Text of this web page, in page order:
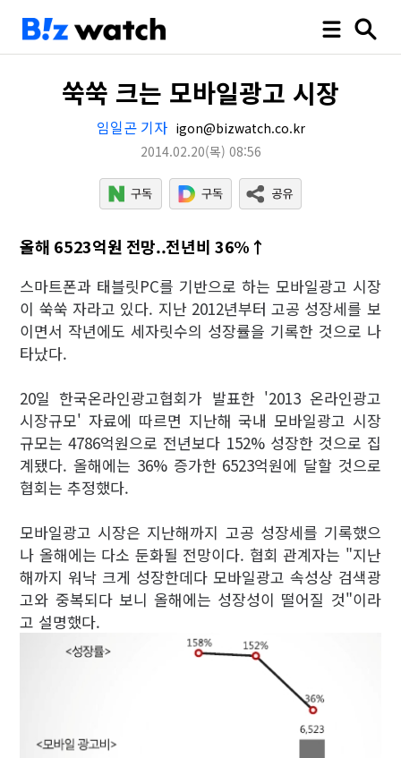
쑥쑥 크는 모바일광고 시장
임일곤 기자 igon@bizwatch.co.kr
2014.02.20(목) 08:56
올해 6523억원 전망..전년비 36%↑
스마트폰과 태블릿PC를 기반으로 하는 모바일광고 시장
이 쑥쑥 자라고 있다. 지난 2012년부터 고공 성장세를 보
이면서 작년에도 세자릿수의 성장률을 기록한 것으로 나
타났다.
20일 한국온라인광고협회가 발표한 '2013 온라인광고
시장규모' 자료에 따르면 지난해 국내 모바일광고 시장
규모는 4786억원으로 전년보다 152% 성장한 것으로 집
계됐다. 올해에는 36% 증가한 6523억원에 달할 것으로
협회는 추정했다.
모바일광고 시장은 지난해까지 고공 성장세를 기록했으
나 올해에는 다소 둔화될 전망이다. 협회 관계자는 "지난
해까지 워낙 크게 성장한데다 모바일광고 속성상 검색광
고와 중복되다 보니 올해에는 성장성이 떨어질 것"이라
고 설명했다.